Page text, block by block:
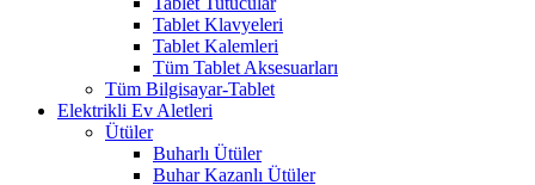
Tablet Klavyeleri
Tablet Kalemleri
Tüm Tablet Aksesuarları
Tüm Bilgisayar-Tablet
Elektrikli Ev Aletleri
Ütüler
Buharlı Ütüler
Buhar Kazanlı Ütüler